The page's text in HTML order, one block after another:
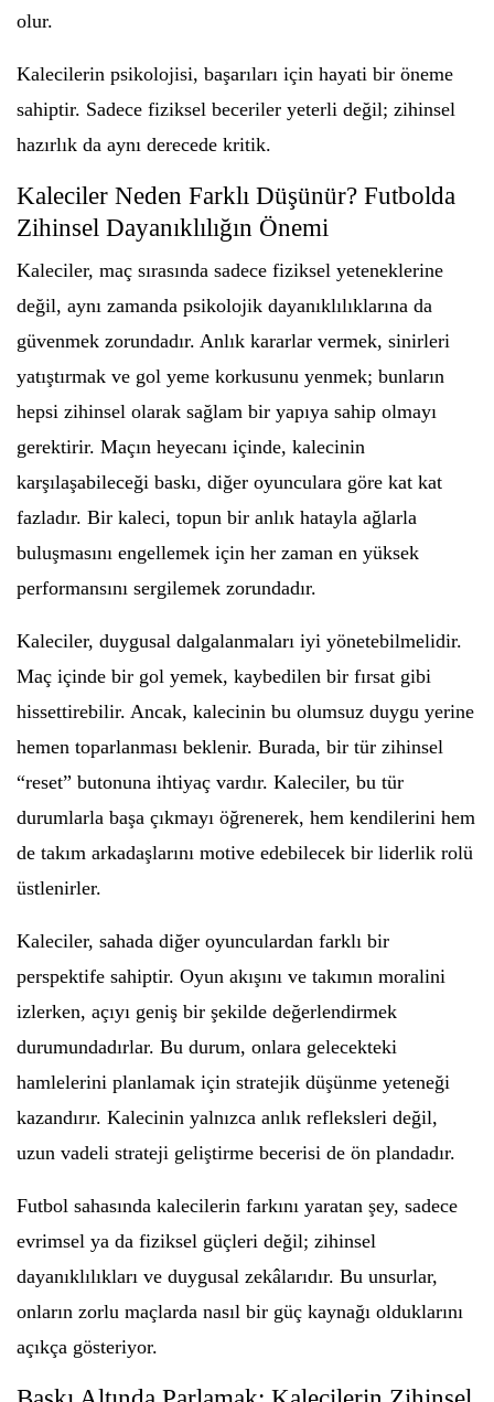
olur.
Kalecilerin psikolojisi, başarıları için hayati bir öneme
sahiptir. Sadece fiziksel beceriler yeterli değil; zihinsel
hazırlık da aynı derecede kritik.
Kaleciler Neden Farklı Düşünür? Futbolda
Zihinsel Dayanıklılığın Önemi
Kaleciler, maç sırasında sadece fiziksel yeteneklerine
değil, aynı zamanda psikolojik dayanıklılıklarına da
güvenmek zorundadır. Anlık kararlar vermek, sinirleri
yatıştırmak ve gol yeme korkusunu yenmek; bunların
hepsi zihinsel olarak sağlam bir yapıya sahip olmayı
gerektirir. Maçın heyecanı içinde, kalecinin
karşılaşabileceği baskı, diğer oyunculara göre kat kat
fazladır. Bir kaleci, topun bir anlık hatayla ağlarla
buluşmasını engellemek için her zaman en yüksek
performansını sergilemek zorundadır.
Kaleciler, duygusal dalgalanmaları iyi yönetebilmelidir.
Maç içinde bir gol yemek, kaybedilen bir fırsat gibi
hissettirebilir. Ancak, kalecinin bu olumsuz duygu yerine
hemen toparlanması beklenir. Burada, bir tür zihinsel
“reset” butonuna ihtiyaç vardır. Kaleciler, bu tür
durumlarla başa çıkmayı öğrenerek, hem kendilerini hem
de takım arkadaşlarını motive edebilecek bir liderlik rolü
üstlenirler.
Kaleciler, sahada diğer oyunculardan farklı bir
perspektife sahiptir. Oyun akışını ve takımın moralini
izlerken, açıyı geniş bir şekilde değerlendirmek
durumundadırlar. Bu durum, onlara gelecekteki
hamlelerini planlamak için stratejik düşünme yeteneği
kazandırır. Kalecinin yalnızca anlık refleksleri değil,
uzun vadeli strateji geliştirme becerisi de ön plandadır.
Futbol sahasında kalecilerin farkını yaratan şey, sadece
evrimsel ya da fiziksel güçleri değil; zihinsel
dayanıklılıkları ve duygusal zekâlarıdır. Bu unsurlar,
onların zorlu maçlarda nasıl bir güç kaynağı olduklarını
açıkça gösteriyor.